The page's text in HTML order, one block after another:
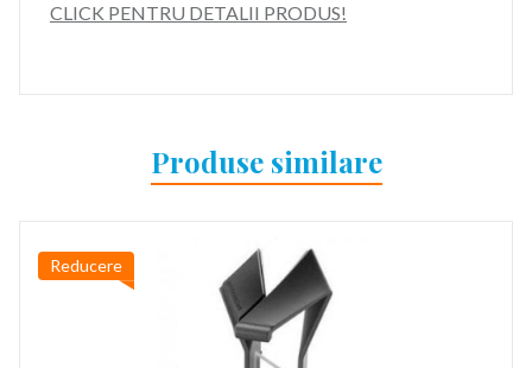
CLICK PENTRU DETALII PRODUS!
Produse similare
Reducere